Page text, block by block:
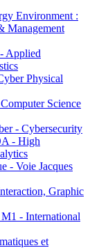
Environment :
Management
Applied
Physical
Science
- Cybersecurity
- High
- Voie Jacques
Graphic
- International
et